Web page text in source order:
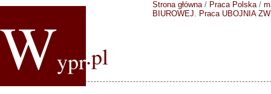
Wypr.pl
Strona główna/ Praca Polska/
BIUROWEJ. Praca UBOJNIA